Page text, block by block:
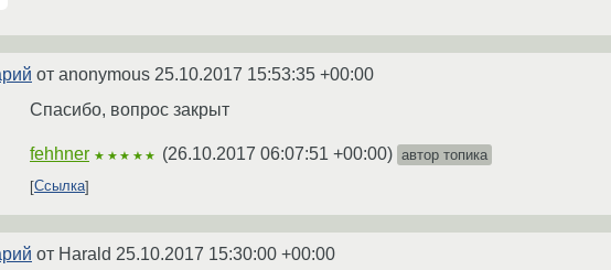
от anonymous 25.10.2017 15:53:35 +00:00
Спасибо, вопрос закрыт
fehhner ★★★★★ (26.10.2017 06:07:51 +00:00) автор топика
Ссылка
от Harald 25.10.2017 15:30:00 +00:00